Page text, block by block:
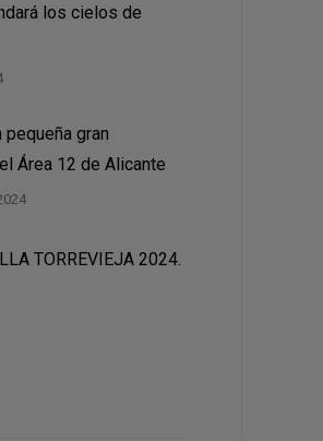
los cielos de
gran
Área 12 de Alicante
TORREVIEJA 2024.